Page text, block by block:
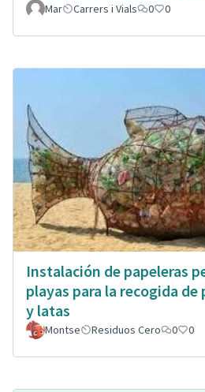
Mar
Carrers i Vials 0 0
Instalación de papeleras
playas para la recogida de
y latas
Montse Residuos Cero 0 0